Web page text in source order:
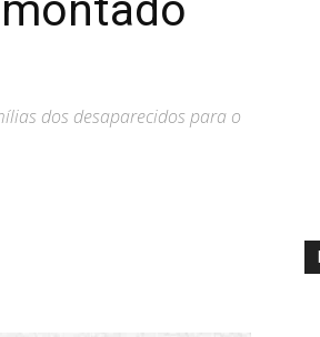
dos desaparecidos para o